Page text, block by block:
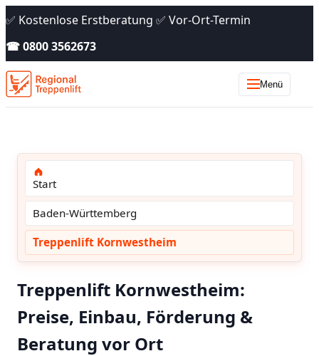
✅ Kostenlose Erstberatung ✅ Vor-Ort-Termin
☎ 0800 3562673
Menü
Start
Baden-Württemberg
Treppenlift Kornwestheim
Treppenlift Kornwestheim:
Preise, Einbau, Förderung &
Beratung vor Ort